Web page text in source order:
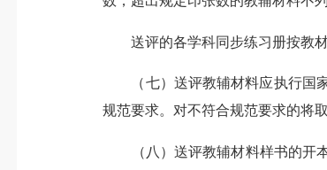
送评的各学科同步练习册按教材
（七）送评教辅材料应执行国家
规范要求。对不符合规范要求的将
（八）送评教辅材料样书的开本